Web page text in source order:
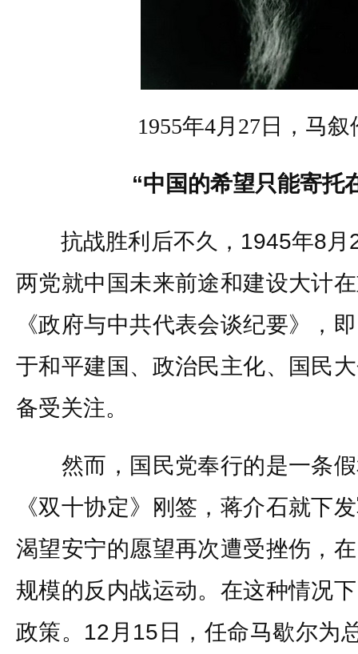
1955年4月27日，马
“中国的希望只能寄托
抗战胜利后不久，1945年8月
两党就中国未来前途和建设大计
《政府与中共代表会谈纪要》，
于和平建国、政治民主化、国民
备受关注。
然而，国民党奉行的是一条假
《双十协定》刚签，蒋介石就下
渴望安宁的愿望再次遭受挫伤，
规模的反内战运动。在这种情况
政策。12月15日，任命马歇尔为